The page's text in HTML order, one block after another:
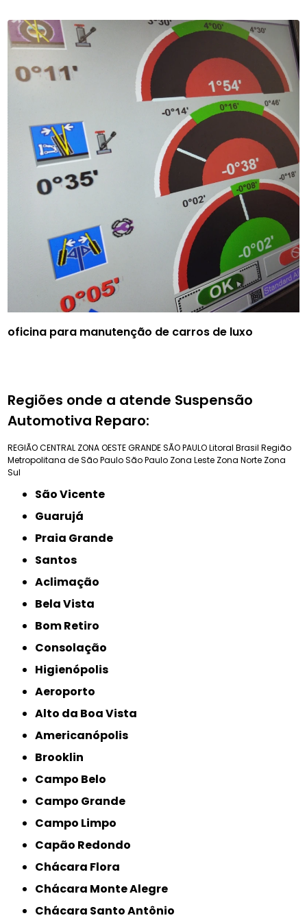
oficina para manutenção de carros de luxo
Regiões onde a atende Suspensão
Automotiva Reparo:
REGIÃO CENTRAL ZONA OESTEGRANDE SÃO PAULOLitoral Brasil Região
Metropolitana de São PauloSão Paulo Zona Leste Zona Norte Zona
Sul
São Vicente
Guarujá
Praia Grande
Santos
Aclimação
Bela Vista
Bom Retiro
Consolação
Higienópolis
Aeroporto
Alto da Boa Vista
Americanópolis
Brooklin
Campo Belo
Campo Grande
Campo Limpo
Capão Redondo
Chácara Flora
Chácara Monte Alegre
Chácara Santo Antônio